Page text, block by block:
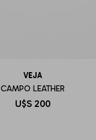
VEJA
CAMPO LEATHER
U$S 200